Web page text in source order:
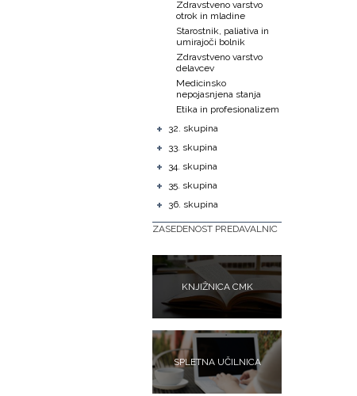
Zdravstveno varstvo
otrok in mladine
Starostnik, paliativa in
umirajoči bolnik
Zdravstveno varstvo
delavcev
Medicinsko
nepojasnjena stanja
Etika in profesionalizem
+ 32. skupina
+ 33. skupina
+ 34. skupina
+ 35. skupina
+ 36. skupina
ZASEDENOST PREDAVALNIC
KNJIŽNICA CMK
SPLETNA UČILNICA